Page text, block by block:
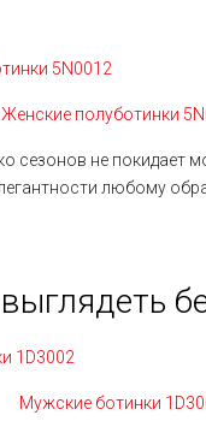
Женские полуботинки
не покидает
любому
Мужские ботинки